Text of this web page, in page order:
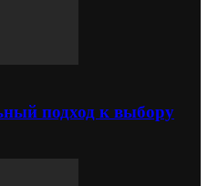
подход к выбору